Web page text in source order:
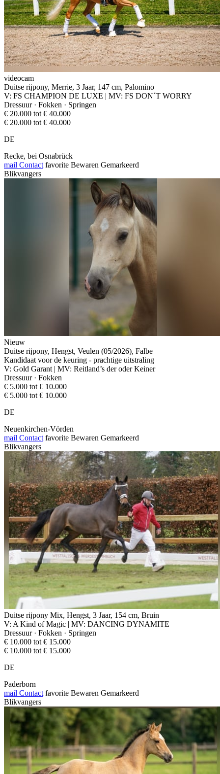
videocam
Duitse rijpony, Merrie, 3 Jaar, 147 cm, Palomino
V: FS CHAMPION DE LUXE | MV: FS DON´T WORRY
Dressuur · Fokken · Springen
€ 20.000 tot € 40.000
€ 20.000 tot € 40.000
DE
Recke, bei Osnabrück
mail Contact favorite Bewaren Gemarkeerd
Blikvangers
Nieuw
Duitse rijpony, Hengst, Veulen (05/2026), Falbe
Kandidaat voor de keuring - prachtige uitstraling
V: Gold Garant | MV: Reitland’s der oder Keiner
Dressuur · Fokken
€ 5.000 tot € 10.000
€ 5.000 tot € 10.000
DE
Neuenkirchen-Vörden
mail Contact favorite Bewaren Gemarkeerd
Blikvangers
Duitse rijpony Mix, Hengst, 3 Jaar, 154 cm, Bruin
V: A Kind of Magic | MV: DANCING DYNAMITE
Dressuur · Fokken · Springen
€ 10.000 tot € 15.000
€ 10.000 tot € 15.000
DE
Paderborn
mail Contact favorite Bewaren Gemarkeerd
Blikvangers